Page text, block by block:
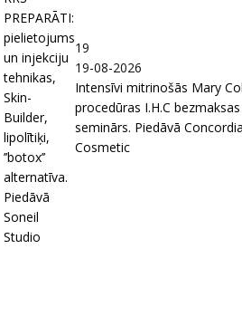
PREPARĀTI:
pielietojums
un injekciju
tehnikas,
Skin-
Builder,
lipolītiķi,
’’botox’’
alternatīva.
Piedāvā
Soneil
Studio
19
19-08-2026
Intensīvi mitrinošās Mary
procedūras I.H.C bezmaksas
seminārs. Piedāvā
Cosmetic